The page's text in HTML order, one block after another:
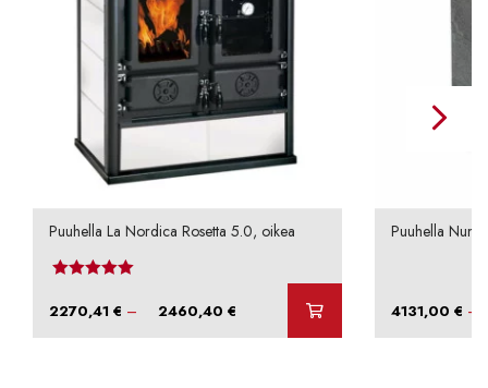
Puuhella La Nordica Rosetta 5.0, oikea
2270,41€ – 2460,40€ Hintaluokka:
Puuhella
4131,00 € –